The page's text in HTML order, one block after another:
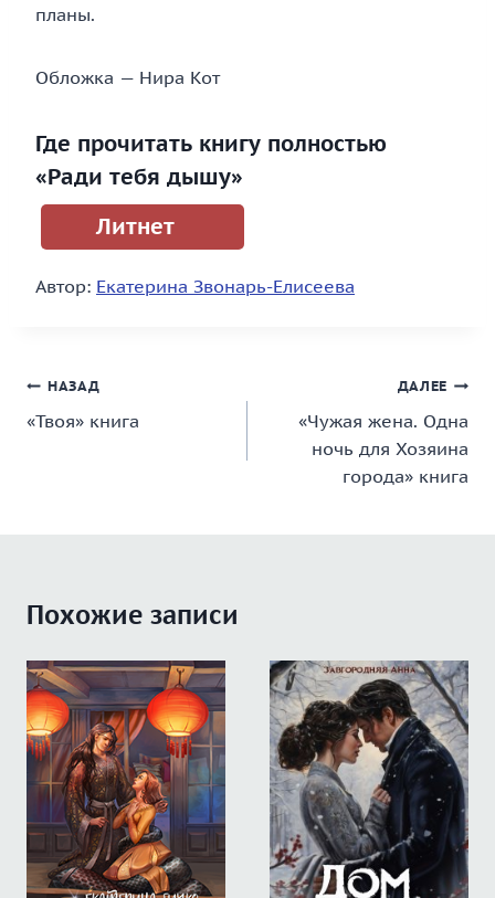
планы.
Обложка — Нира Кот
Где прочитать книгу полностью
«Ради тебя дышу»
Литнет
Автор: Екатерина Звонарь-Елисеева
Навигация
по
НАЗАД
«Твоя» книга
ДАЛЕЕ
«Чужая жена. Одна
ночь для Хозяина
города» книга
Похожие записи